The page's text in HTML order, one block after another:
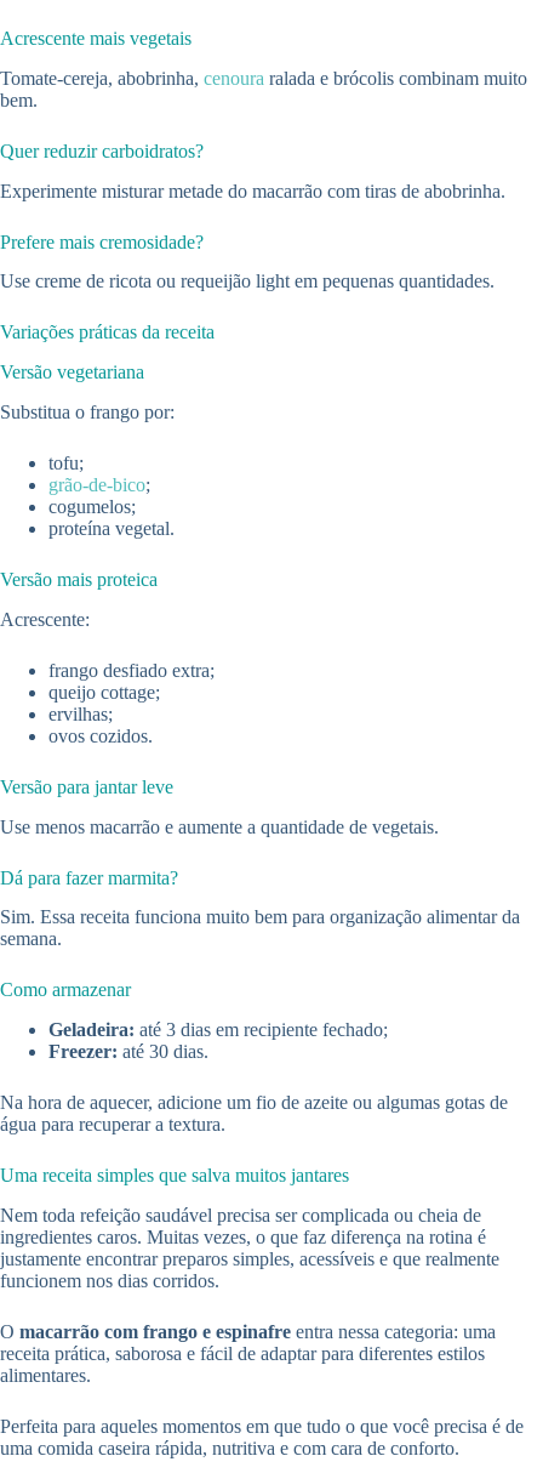
Acrescente mais vegetais
Tomate-cereja, abobrinha, cenoura ralada e brócolis combinam muito
bem.
Quer reduzir carboidratos?
Experimente misturar metade do macarrão com tiras de abobrinha.
Prefere mais cremosidade?
Use creme de ricota ou requeijão light em pequenas quantidades.
Variações práticas da receita
Versão vegetariana
Substitua o frango por:
tofu;
grão-de-bico;
cogumelos;
proteína vegetal.
Versão mais proteica
Acrescente:
frango desfiado extra;
queijo cottage;
ervilhas;
ovos cozidos.
Versão para jantar leve
Use menos macarrão e aumente a quantidade de vegetais.
Dá para fazer marmita?
Sim. Essa receita funciona muito bem para organização alimentar da
semana.
Como armazenar
Geladeira: até 3 dias em recipiente fechado;
Freezer: até 30 dias.
Na hora de aquecer, adicione um fio de azeite ou algumas gotas de
água para recuperar a textura.
Uma receita simples que salva muitos jantares
Nem toda refeição saudável precisa ser complicada ou cheia de
ingredientes caros. Muitas vezes, o que faz diferença na rotina é
justamente encontrar preparos simples, acessíveis e que realmente
funcionem nos dias corridos.
O macarrão com frango e espinafre entra nessa categoria: uma
receita prática, saborosa e fácil de adaptar para diferentes estilos
alimentares.
Perfeita para aqueles momentos em que tudo o que você precisa é de
uma comida caseira rápida, nutritiva e com cara de conforto.